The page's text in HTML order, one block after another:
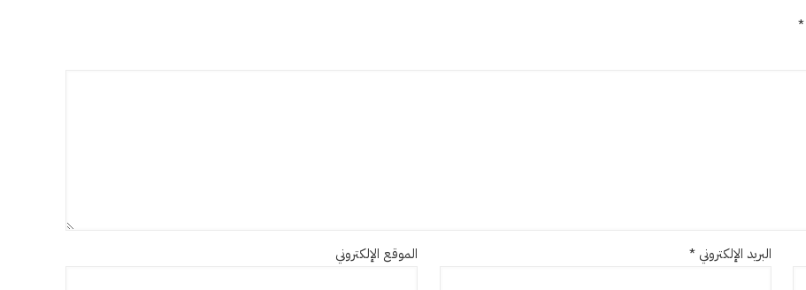
*
البريد الإلكتروني* الموقع الإلكتروني